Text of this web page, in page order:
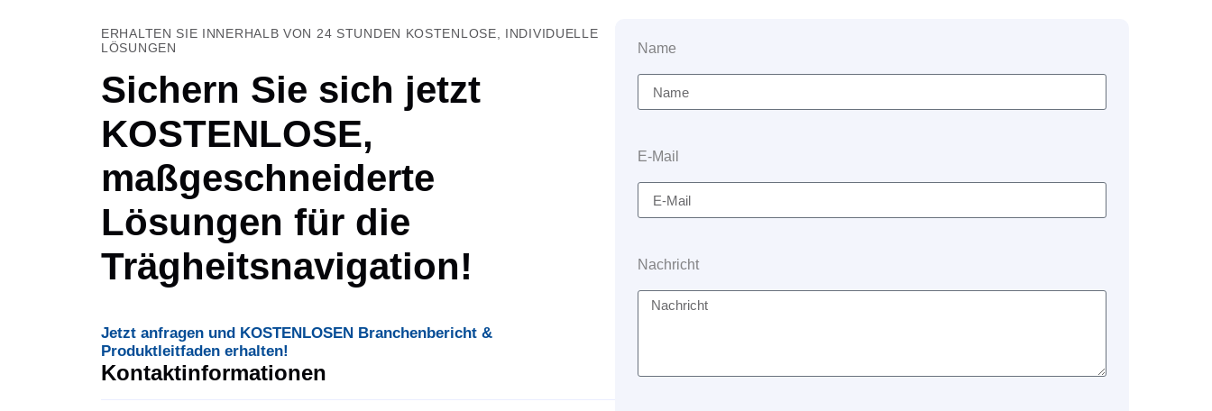
ERHALTEN SIE INNERHALB VON 24 STUNDEN KOSTENLOSE, INDIVIDUELLE
LÖSUNGEN
Sichern Sie sich jetzt
KOSTENLOSE,
maßgeschneiderte
Lösungen für die
Trägheitsnavigation!
Jetzt anfragen und KOSTENLOSEN Branchenbericht &
Produktleitfaden erhalten!
Kontaktinformationen
Name
E-Mail
Nachricht